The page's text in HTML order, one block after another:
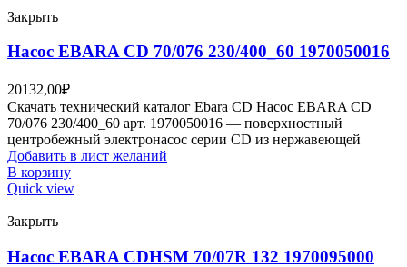
Закрыть
Насос EBARA CD 70/076 230/400_60 1970050016
20132,00₽
Скачать технический каталог Ebara CD Насос EBARA CD
70/076 230/400_60 арт. 1970050016 — поверхностный
центробежный электронасос серии CD из нержавеющей
Добавить в лист желаний
В корзину
Quick view
Закрыть
Насос EBARA CDHSM 70/07R 132 1970095000